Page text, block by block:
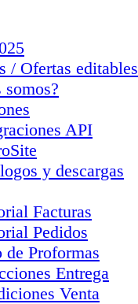
/ Ofertas editables
somos?
API
y descargas
Facturas
Pedidos
de Proformas
Entrega
Venta